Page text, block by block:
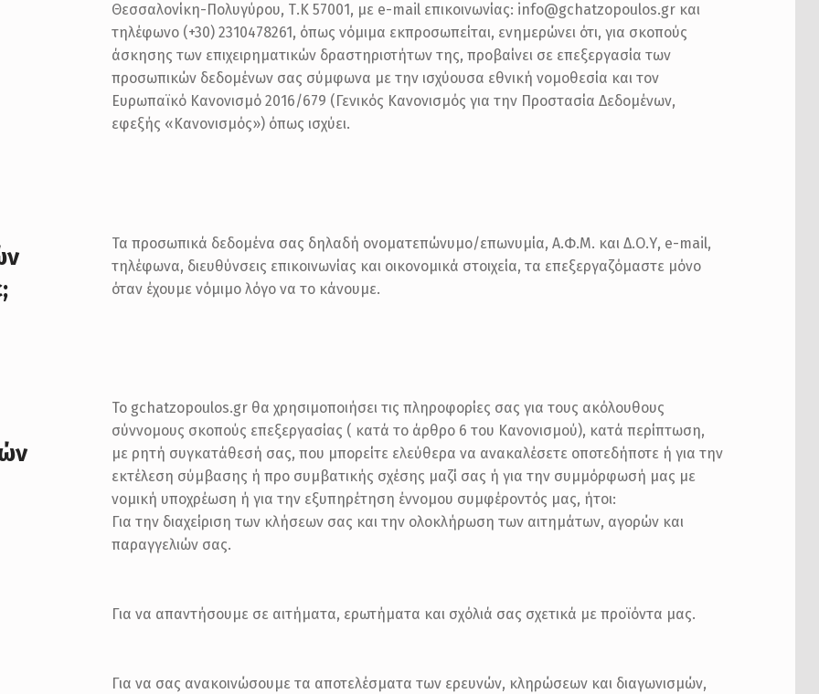
Θεσσαλονίκη-Πολυγύρου, Τ.Κ 57001, με e-mail επικοινωνίας: info@gchatzopoulos.gr και
τηλέφωνο (+30) 2310478261, όπως νόμιμα εκπροσωπείται, ενημερώνει ότι, για σκοπούς
άσκησης των επιχειρηματικών δραστηριοτήτων της, προβαίνει σε επεξεργασία των
προσωπικών δεδομένων σας σύμφωνα με την ισχύουσα εθνική νομοθεσία και τον
Ευρωπαϊκό Κανονισμό 2016/679 (Γενικός Κανονισμός για την Προστασία Δεδομένων,
εφεξής «Κανονισμός») όπως ισχύει.
Τα προσωπικά δεδομένα σας δηλαδή ονοματεπώνυμο/επωνυμία, Α.Φ.Μ. και Δ.Ο.Υ, e-mail,
τηλέφωνα, διευθύνσεις επικοινωνίας και οικονομικά στοιχεία, τα επεξεργαζόμαστε μόνο
όταν έχουμε νόμιμο λόγο να το κάνουμε.
Το gchatzopoulos.gr θα χρησιμοποιήσει τις πληροφορίες σας για τους ακόλουθους
σύννομους σκοπούς επεξεργασίας ( κατά το άρθρο 6 του Κανονισμού), κατά περίπτωση,
με ρητή συγκατάθεσή σας, που μπορείτε ελεύθερα να ανακαλέσετε οποτεδήποτε ή για την
εκτέλεση σύμβασης ή προ συμβατικής σχέσης μαζί σας ή για την συμμόρφωσή μας με
νομική υποχρέωση ή για την εξυπηρέτηση έννομου συμφέροντός μας, ήτοι:
Για την διαχείριση των κλήσεων σας και την ολοκλήρωση των αιτημάτων, αγορών και
παραγγελιών σας.
Για να απαντήσουμε σε αιτήματα, ερωτήματα και σχόλιά σας σχετικά με προϊόντα μας.
Για να σας ανακοινώσουμε τα αποτελέσματα των ερευνών, κληρώσεων και διαγωνισμών,